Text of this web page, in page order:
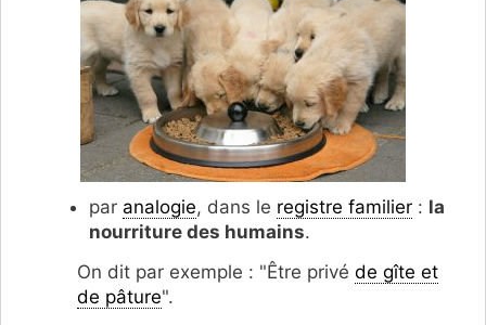
par analogie, dans le registre familier : la
nourriture des humains.
On dit par exemple : "Être privé de gîte et
de pâture".